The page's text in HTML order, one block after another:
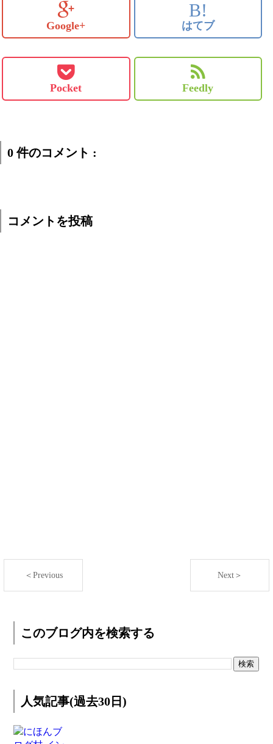
Google+
B!
はてブ
Pocket Feedly
0 件のコメント :
コメントを投稿
＜Previous Next＞
このブログ内を検索する
人気記事(過去30日)